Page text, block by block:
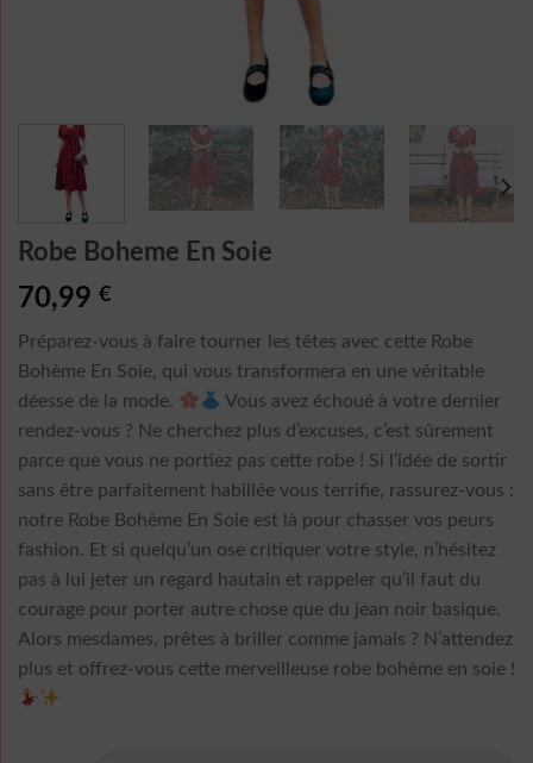
Robe Boheme En Soie
70,99 €
Préparez-vous à faire tourner les têtes avec cette Robe
Bohème En Soie, qui vous transformera en une véritable
déesse de la mode.
Vous avez échoué à votre dernier
rendez-vous ? Ne cherchez plus d’excuses, c’est sûrement
parce que vous ne portiez pas cette robe ! Si l’idée de sortir
sans être parfaitement habillée vous terrifie, rassurez-vous :
notre Robe Bohème En Soie est là pour chasser vos peurs
fashion. Et si quelqu’un ose critiquer votre style, n’hésitez
pas à lui jeter un regard hautain et rappeler qu’il faut du
courage pour porter autre chose que du jean noir basique.
Alors mesdames, prêtes à briller comme jamais ? N’attendez
plus et offrez-vous cette merveilleuse robe bohème en soie !